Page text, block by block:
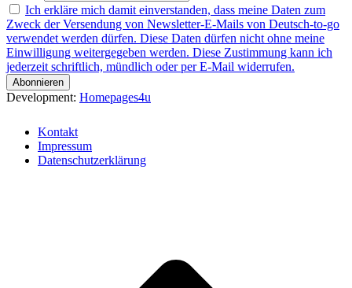
Ich erkläre mich damit einverstanden, dass meine Daten zum
Zweck der Versendung von Newsletter-E-Mails von Deutsch-to-go
verwendet werden dürfen. Diese Daten dürfen nicht ohne meine
Einwilligung weitergegeben werden. Diese Zustimmung kann ich
jederzeit schriftlich, mündlich oder per E-Mail widerrufen.
Development: Homepages4u
Kontakt
Impressum
Datenschutzerklärung